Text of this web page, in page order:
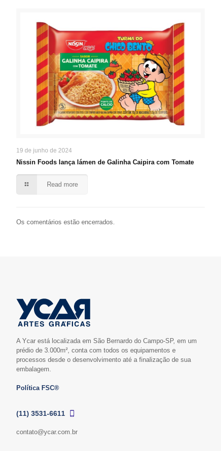
19 de junho de 2024
Nissin Foods lança lámen de Galinha Caipira com Tomate
Read more
Os comentários estão encerrados.
A Ycar está localizada em São Bernardo do Campo-SP, em um
prédio de 3.000m², conta com todos os equipamentos e
processos desde o desenvolvimento até a finalização de sua
embalagem.
Política FSC®
(11) 3531-6611
contato@ycar.com.br